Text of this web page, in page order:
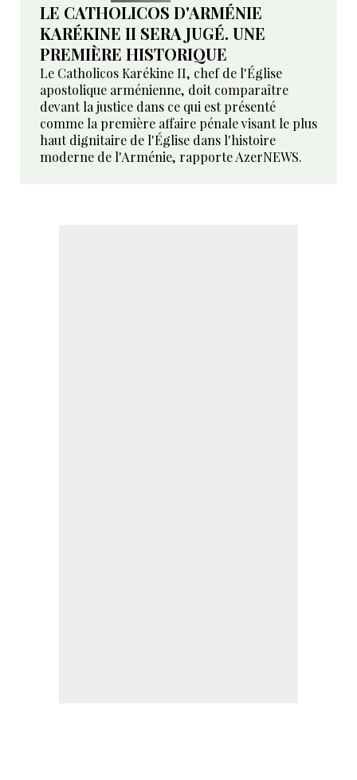
LE CATHOLICOS D'ARMÉNIE
KARÉKINE II SERA JUGÉ. UNE
PREMIÈRE HISTORIQUE
Le Catholicos Karékine II, chef de l'Église
apostolique arménienne, doit comparaître
devant la justice dans ce qui est présenté
comme la première affaire pénale visant le plus
haut dignitaire de l'Église dans l'histoire
moderne de l'Arménie, rapporte AzerNEWS.